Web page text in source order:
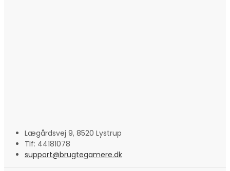
Lægårdsvej 9, 8520 Lystrup
Tlf: 44181078
support@brugtegamere.dk